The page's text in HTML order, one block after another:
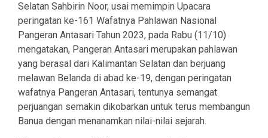
Selatan Sahbirin Noor, usai memimpin Upacara
peringatan ke-161 Wafatnya Pahlawan Nasional
Pangeran Antasari Tahun 2023, pada Rabu (11/10)
mengatakan, Pangeran Antasari merupakan pahlawan
yang berasal dari Kalimantan Selatan dan berjuang
melawan Belanda di abad ke-19, dengan peringatan
wafatnya Pangeran Antasari, tentunya semangat
perjuangan semakin dikobarkan untuk terus membangun
Banua dengan menanamkan nilai-nilai sejarah.